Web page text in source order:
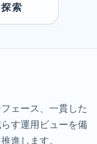
索
ェース、一貫した
す運用ビューを備
進します。